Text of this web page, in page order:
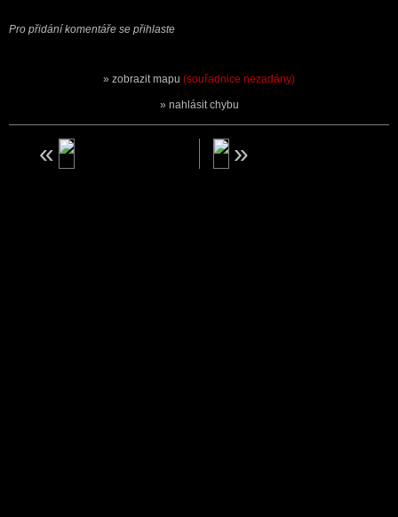
Pro přidání komentáře se přihlaste
zobrazit mapu (souřadnice nezadány)
nahlásit chybu